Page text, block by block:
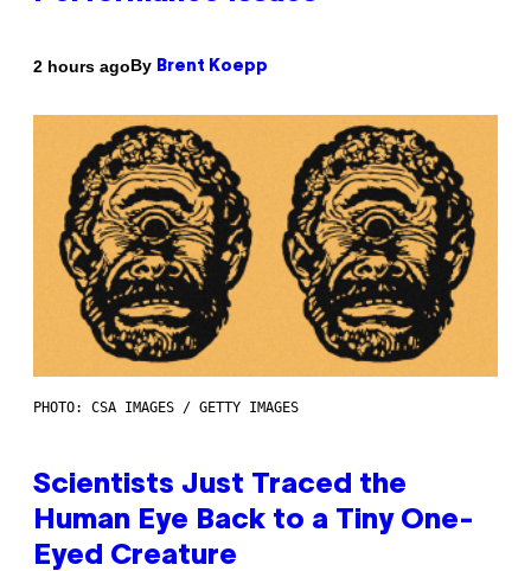
2 hours agoBy Brent Koepp
PHOTO: CSA IMAGES / GETTY IMAGES
Scientists Just Traced the
Human Eye Back to a Tiny One-
Eyed Creature